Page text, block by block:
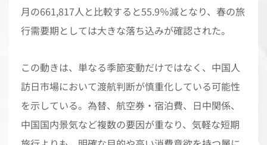
月の661,817人と比較すると55.9％減となり、春の旅
行需要期としては大きな落ち込みが確認された。
この動きは、単なる季節変動だけではなく、中国人
訪日市場において渡航判断が慎重化している可能性
を示している。為替、航空券・宿泊費、日中関係、
中国国内景気など複数の要因が重なり、気軽な短期